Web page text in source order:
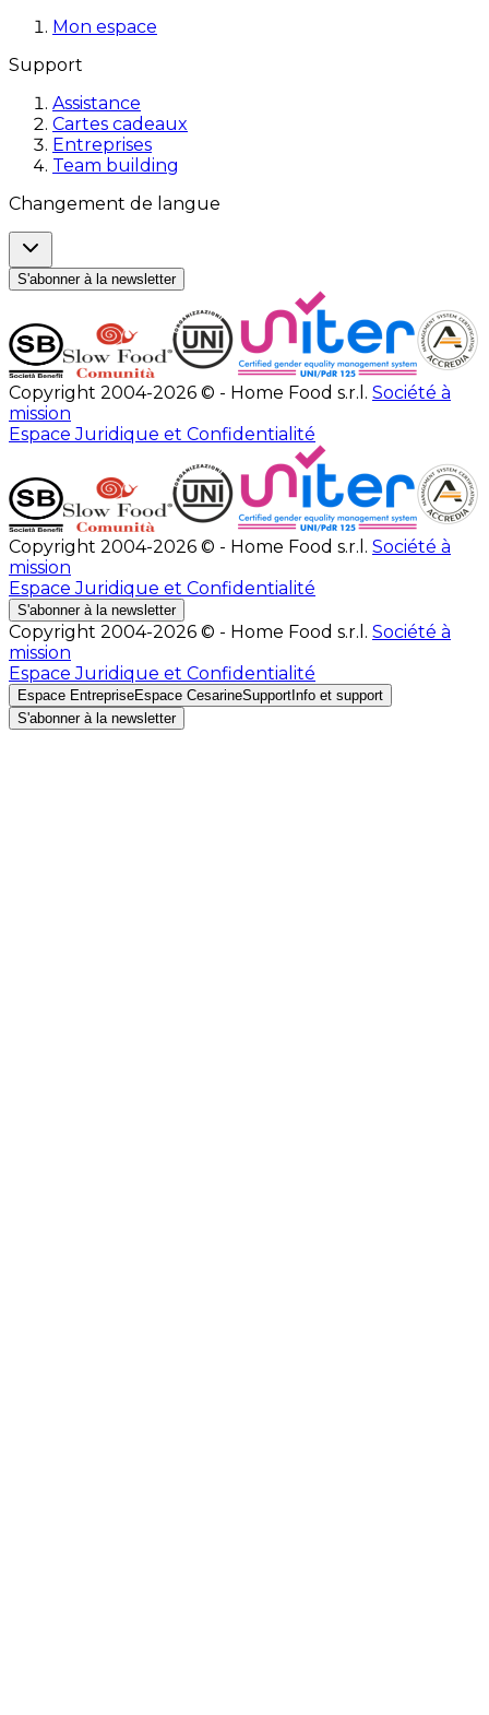
Mon espace
Support
Assistance
Cartes cadeaux
Entreprises
Team building
Changement de langue
S'abonner à la newsletter
Copyright 2004-2026 © - Home Food s.r.l. Société à
mission
Espace Juridique et Confidentialité
Copyright 2004-2026 © - Home Food s.r.l. Société à
mission
Espace Juridique et Confidentialité
S'abonner à la newsletter
Copyright 2004-2026 © - Home Food s.r.l. Société à
mission
Espace Juridique et Confidentialité
Espace EntrepriseEspace CesarineSupport Info et support
S'abonner à la newsletter